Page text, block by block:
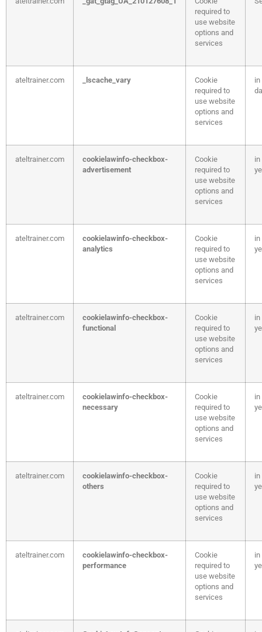
required to
use website
options and
services
ateltrainer.com _lscache_vary
Cookie
required to
use website
options and
services
in
ateltrainer.com
cookielawinfo-checkbox-
advertisement
Cookie
required to
use website
options and
services
in
ateltrainer.com
cookielawinfo-checkbox-
analytics
Cookie
required to
use website
options and
services
in
ateltrainer.com
cookielawinfo-checkbox-
functional
Cookie
required to
use website
options and
services
in
ateltrainer.com
cookielawinfo-checkbox-
necessary
Cookie
required to
use website
options and
services
in
ateltrainer.com
cookielawinfo-checkbox-
others
Cookie
required to
use website
options and
services
in
ateltrainer.com
cookielawinfo-checkbox-
performance
Cookie
required to
use website
options and
services
in